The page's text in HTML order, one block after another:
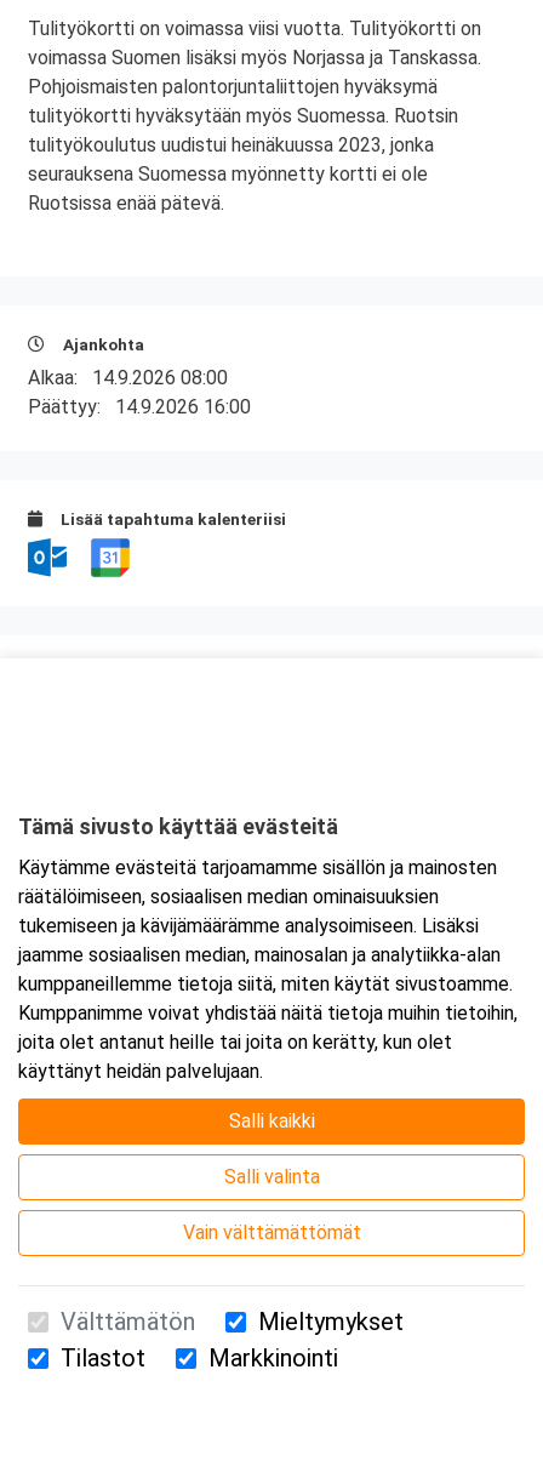
Tulityökortti on voimassa viisi vuotta. Tulityökortti on
voimassa Suomen lisäksi myös Norjassa ja Tanskassa.
Pohjoismaisten palontorjuntaliittojen hyväksymä
tulityökortti hyväksytään myös Suomessa. Ruotsin
tulityökoulutus uudistui heinäkuussa 2023, jonka
seurauksena Suomessa myönnetty kortti ei ole
Ruotsissa enää pätevä.
Ajankohta
Alkaa: 14.9.2026 08:00
Päättyy: 14.9.2026 16:00
Lisää tapahtuma kalenteriisi
Tarkempi kartta ja ajo-ohjeet
Suomen Ensiapukoulutus Oy / Valimotie 21 / 00380 Helsinki
Tämä sivusto käyttää evästeitä
Käytämme evästeitä tarjoamamme sisällön ja mainosten
räätälöimiseen, sosiaalisen median ominaisuuksien
tukemiseen ja kävijämäärämme analysoimiseen. Lisäksi
jaamme sosiaalisen median, mainosalan ja analytiikka-alan
kumppaneillemme tietoja siitä, miten käytät sivustoamme.
Kumppanimme voivat yhdistää näitä tietoja muihin tietoihin,
joita olet antanut heille tai joita on kerätty, kun olet
käyttänyt heidän palvelujaan.
Salli kaikki
Salli valinta
Vain välttämättömät
Välttämätön
Mieltymykset
Tilastot
Markkinointi